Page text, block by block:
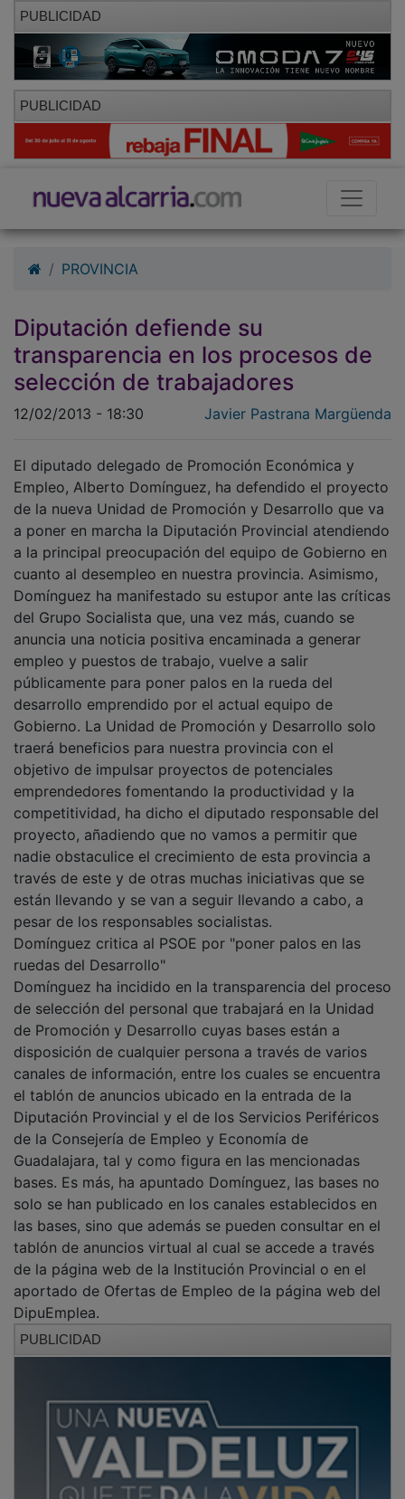
PUBLICIDAD
PUBLICIDAD
PROVINCIA
Diputación defiende su
transparencia en los procesos de
selección de trabajadores
12/02/2013 - 18:30 Javier Pastrana Margüenda
El diputado delegado de Promoción Económica y
Empleo, Alberto Domínguez, ha defendido el proyecto
de la nueva Unidad de Promoción y Desarrollo que va
a poner en marcha la Diputación Provincial atendiendo
a la principal preocupación del equipo de Gobierno en
cuanto al desempleo en nuestra provincia. Asimismo,
Domínguez ha manifestado su estupor ante las críticas
del Grupo Socialista que, una vez más, cuando se
anuncia una noticia positiva encaminada a generar
empleo y puestos de trabajo, vuelve a salir
públicamente para poner palos en la rueda del
desarrollo emprendido por el actual equipo de
Gobierno. La Unidad de Promoción y Desarrollo solo
traerá beneficios para nuestra provincia con el
objetivo de impulsar proyectos de potenciales
emprendedores fomentando la productividad y la
competitividad, ha dicho el diputado responsable del
proyecto, añadiendo que no vamos a permitir que
nadie obstaculice el crecimiento de esta provincia a
través de este y de otras muchas iniciativas que se
están llevando y se van a seguir llevando a cabo, a
pesar de los responsables socialistas.
Domínguez critica al PSOE por "poner palos en las
ruedas del Desarrollo"
Domínguez ha incidido en la transparencia del proceso
de selección del personal que trabajará en la Unidad
de Promoción y Desarrollo cuyas bases están a
disposición de cualquier persona a través de varios
canales de información, entre los cuales se encuentra
el tablón de anuncios ubicado en la entrada de la
Diputación Provincial y el de los Servicios Periféricos
de la Consejería de Empleo y Economía de
Guadalajara, tal y como figura en las mencionadas
bases. Es más, ha apuntado Domínguez, las bases no
solo se han publicado en los canales establecidos en
las bases, sino que además se pueden consultar en el
tablón de anuncios virtual al cual se accede a través
de la página web de la Institución Provincial o en el
aportado de Ofertas de Empleo de la página web del
DipuEmplea.
PUBLICIDAD